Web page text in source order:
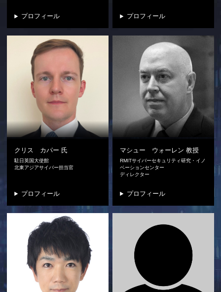
プロフィール プロフィール
クリス カパー 氏
駐日英国大使館
北東アジアサイバー担当官
プロフィール
マシュー ウォーレン 教授
RMITサイバーセキュリティ研究・イノ
ベーションセンター
ディレクター
プロフィール